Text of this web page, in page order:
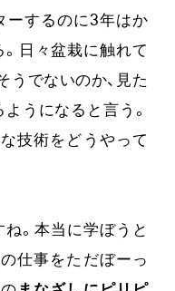
ーするのに3年はか
日々盆栽に触れて
うでないのか、見た
うになると言う。
技術をどうやって
ね。本当に学ぼうと
仕事をただぼーっ